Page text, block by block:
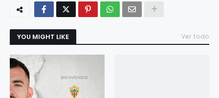
YOU MIGHT LIKE Ver todo